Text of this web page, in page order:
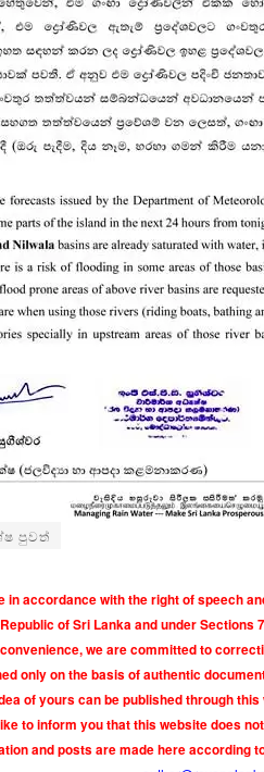
පුවත්
in accordance with the right of speech
of Sri Lanka and under Sections
we are committed to
only on the basis of authentic
of yours can be published through
to inform you that this website does
and posts are made here according